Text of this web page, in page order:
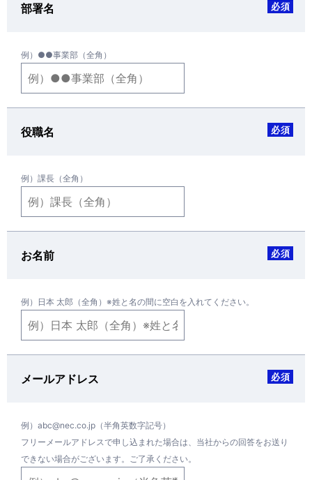
部署名 必須
例）●●事業部（全角）
役職名 必須
例）課長（全角）
お名前 必須
例）日本 太郎（全角）※姓と名の間に空白を入れてください。
メールアドレス 必須
例）abc@nec.co.jp（半角英数字記号）
フリーメールアドレスで申し込まれた場合は、当社からの回答をお送り
できない場合がございます。ご了承ください。